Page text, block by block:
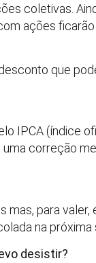
coletivas.
ações
que
IPCA (índice
correção
mas, para
na próxima
desistir?